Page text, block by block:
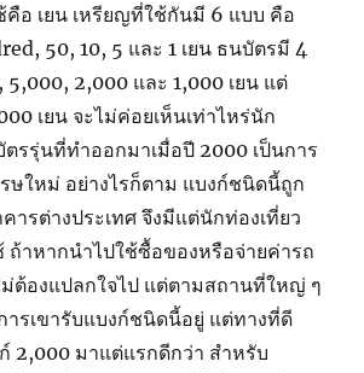
อ เยน เหรียญที่ใช้กันมี 6 แบบ คือ
50, 10, 5 และ 1 เยน ธนบัตรมี 4
5,000, 2,000 และ 1,000 เยน แต่
เยน จะไม่ค่อยเห็นเท่าไหร่นัก
ตรรุ่นที่ทำออกมาเมื่อปี 2000 เป็นการ
ษใหม่ อย่างไรก็ตาม แบงก์ชนิดนี้ถูก
ารต่างประเทศ จึงมีแต่นักท่องเที่ยว
ถ้าหากนำไปใช้ซื้อของหรือจ่ายค่ารถ
ม่ต้องแปลกใจไป แต่ตามสถานที่ใหญ่ ๆ
รเขารับแบงก์ชนิดนี้อยู่ แต่ทางที่ดี
2,000 มาแต่แรกดีกว่า สำหรับ